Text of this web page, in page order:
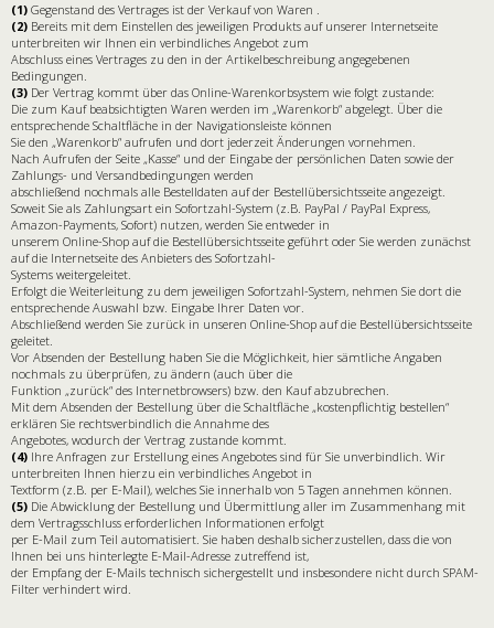
(1) Gegenstand des Vertrages ist der Verkauf von Waren .
(2) Bereits mit dem Einstellen des jeweiligen Produkts auf unserer Internetseite
unterbreiten wir Ihnen ein verbindliches Angebot zum
Abschluss eines Vertrages zu den in der Artikelbeschreibung angegebenen
Bedingungen.
(3) Der Vertrag kommt über das Online-Warenkorbsystem wie folgt zustande:
Die zum Kauf beabsichtigten Waren werden im „Warenkorb“ abgelegt. Über die
entsprechende Schaltfläche in der Navigationsleiste können
Sie den „Warenkorb“ aufrufen und dort jederzeit Änderungen vornehmen.
Nach Aufrufen der Seite „Kasse“ und der Eingabe der persönlichen Daten sowie der
Zahlungs- und Versandbedingungen werden
abschließend nochmals alle Bestelldaten auf der Bestellübersichtsseite angezeigt.
Soweit Sie als Zahlungsart ein Sofortzahl-System (z.B. PayPal / PayPal Express,
Amazon-Payments, Sofort) nutzen, werden Sie entweder in
unserem Online-Shop auf die Bestellübersichtsseite geführt oder Sie werden zunächst
auf die Internetseite des Anbieters des Sofortzahl-
Systems weitergeleitet.
Erfolgt die Weiterleitung zu dem jeweiligen Sofortzahl-System, nehmen Sie dort die
entsprechende Auswahl bzw. Eingabe Ihrer Daten vor.
Abschließend werden Sie zurück in unseren Online-Shop auf die Bestellübersichtsseite
geleitet.
Vor Absenden der Bestellung haben Sie die Möglichkeit, hier sämtliche Angaben
nochmals zu überprüfen, zu ändern (auch über die
Funktion „zurück“ des Internetbrowsers) bzw. den Kauf abzubrechen.
Mit dem Absenden der Bestellung über die Schaltfläche „kostenpflichtig bestellen“
erklären Sie rechtsverbindlich die Annahme des
Angebotes, wodurch der Vertrag zustande kommt.
(4) Ihre Anfragen zur Erstellung eines Angebotes sind für Sie unverbindlich. Wir
unterbreiten Ihnen hierzu ein verbindliches Angebot in
Textform (z.B. per E-Mail), welches Sie innerhalb von 5 Tagen annehmen können.
(5) Die Abwicklung der Bestellung und Übermittlung aller im Zusammenhang mit
dem Vertragsschluss erforderlichen Informationen erfolgt
per E-Mail zum Teil automatisiert. Sie haben deshalb sicherzustellen, dass die von
Ihnen bei uns hinterlegte E-Mail-Adresse zutreffend ist,
der Empfang der E-Mails technisch sichergestellt und insbesondere nicht durch SPAM-
Filter verhindert wird.